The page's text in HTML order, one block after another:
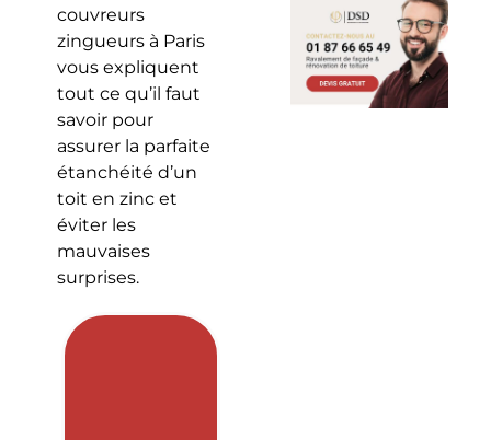
couvreurs
zingueurs à Paris
vous expliquent
tout ce qu’il faut
savoir pour
assurer la parfaite
étanchéité d’un
toit en zinc et
éviter les
mauvaises
surprises.